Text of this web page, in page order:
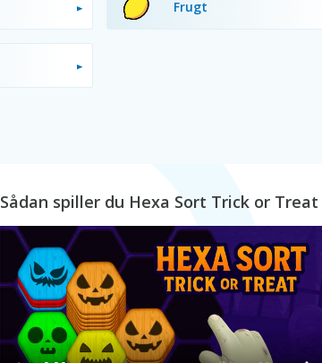
Frugt
Sådan spiller du Hexa Sort Trick or Treat